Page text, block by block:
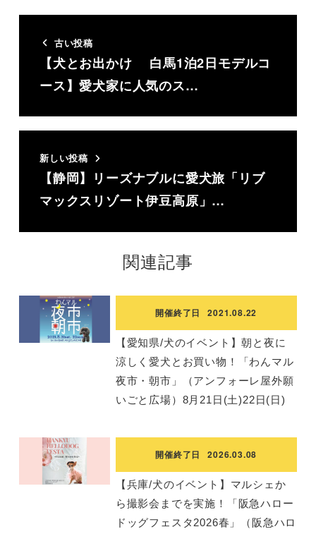
古い投稿
【犬とお出かけ 白馬1泊2日モデルコ
ース】愛犬家に人気のス…
新しい投稿
【静岡】リーズナブルに愛犬旅「リブ
マックスリゾート伊豆高原」…
関連記事
開催終了日 2021.08.22
【愛知県/犬のイベント】朝と夜に
涼しく愛犬とお買い物！「わんマル
夜市・朝市」（アンフォーレ屋外願
いごと広場）8月21日(土)22日(日)
開催終了日 2026.03.08
【兵庫/犬のイベント】マルシェか
ら撮影会までを実施！「阪急ハロー
ドッグフェスタ2026春」（阪急ハロ